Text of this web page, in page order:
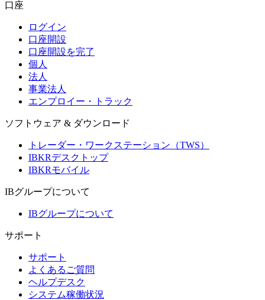
口座
ログイン
口座開設
口座開設を完了
個人
法人
事業法人
エンプロイー・トラック
ソフトウェア & ダウンロード
トレーダー・ワークステーション（TWS）
IBKRデスクトップ
IBKRモバイル
IBグループについて
IBグループについて
サポート
サポート
よくあるご質問
ヘルプデスク
システム稼働状況